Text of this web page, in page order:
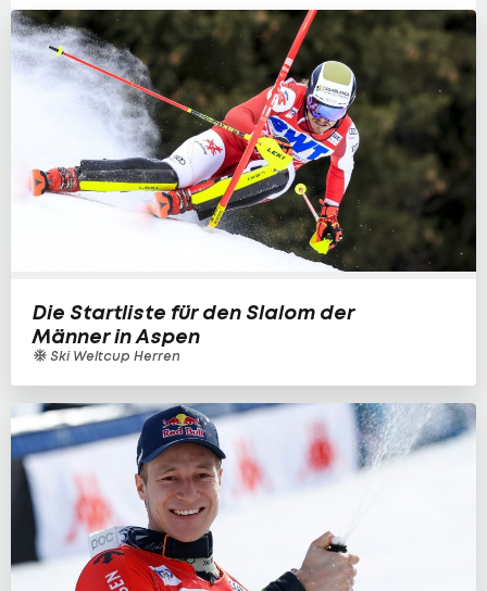
Die Startliste für den Slalom der
Männer in Aspen
Ski Weltcup Herren